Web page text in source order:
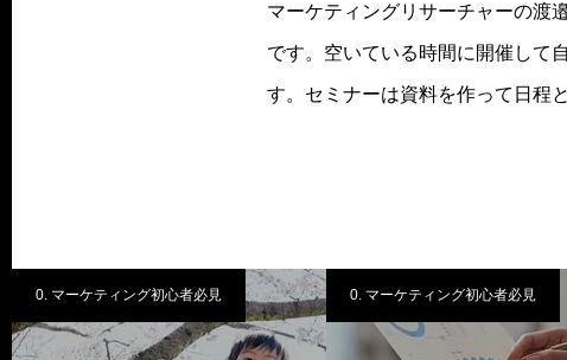
マーケティングリサーチャーの渡
です。空いている時間に開催して
す。セミナーは資料を作って日程
0. マーケティング初心者必見 0. マーケティング初心者必見